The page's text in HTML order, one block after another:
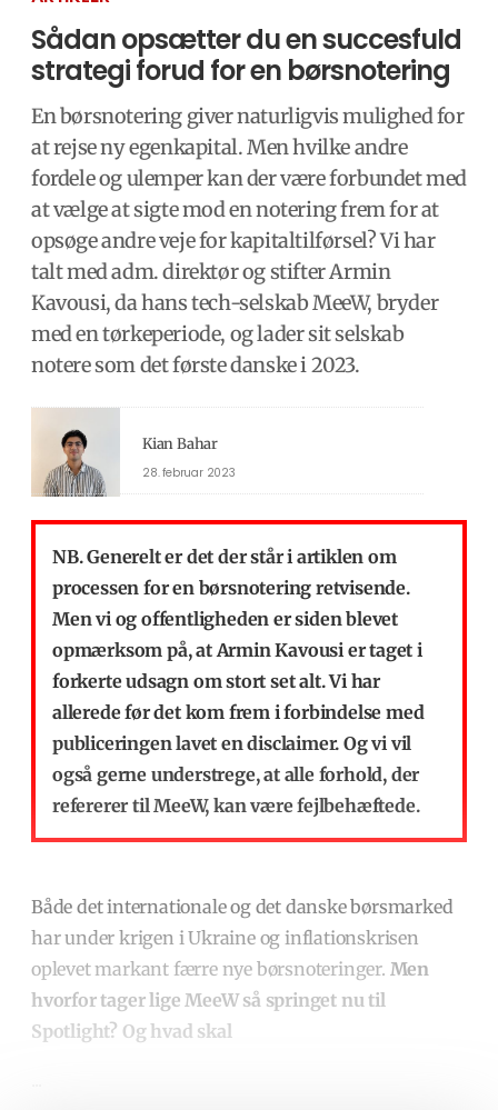
Sådan opsætter du en succesfuld
strategi forud for en børsnotering
En børsnotering giver naturligvis mulighed for
at rejse ny egenkapital. Men hvilke andre
fordele og ulemper kan der være forbundet med
at vælge at sigte mod en notering frem for at
opsøge andre veje for kapitaltilførsel? Vi har
talt med adm. direktør og stifter Armin
Kavousi, da hans tech-selskab MeeW, bryder
med en tørkeperiode, og lader sit selskab
notere som det første danske i 2023.
Kian Bahar
28. februar 2023
NB. Generelt er det der står i artiklen om
processen for en børsnotering retvisende.
Men vi og offentligheden er siden blevet
opmærksom på, at Armin Kavousi er taget i
forkerte udsagn om stort set alt. Vi har
allerede før det kom frem i forbindelse med
publiceringen lavet en disclaimer. Og vi vil
også gerne understrege, at alle forhold, der
refererer til MeeW, kan være fejlbehæftede.
Både det internationale og det danske børsmarked
har under krigen i Ukraine og inflationskrisen
oplevet markant færre nye børsnoteringer. Men
hvorfor tager lige MeeW så springet nu til
Spotlight? Og hvad skal